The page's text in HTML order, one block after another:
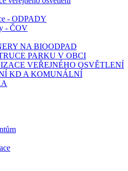
- ODPADY
- ČOV
NA BIOODPAD
PARKU V OBCI
VEŘEJNÉHO OSVĚTLENÍ
KD A KOMUNÁLNÍ